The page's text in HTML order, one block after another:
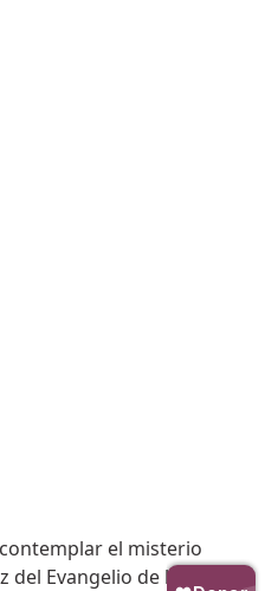
contemplar el misterio
Evangelio de la